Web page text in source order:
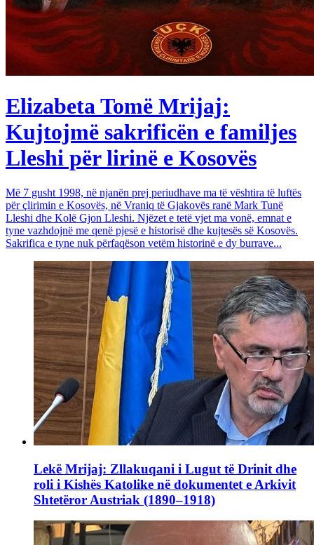
Elizabeta Tomë Mrijaj:
Kujtojmë sakrificën e familjes
Lleshi për lirinë e Kosovës
Më 7 gusht 1998, në njanën prej periudhave ma të vështira të luftës
për çlirimin e Kosovës, në Vraniq të Gjakovës ranë Mark Tunë
Lleshi dhe Kolë Gjon Lleshi. Njëzet e tetë vjet ma vonë, emnat e
tyne vazhdojnë me qenë pjesë e historisë dhe kujtesës së Kosovës.
Sakrifica e tyne nuk përfaqëson vetëm historinë e dy burrave...
Lekë Mrijaj: Zllakuqani i Lugut të Drinit dhe
roli i Kishës Katolike në dokumentet e Arkivit
Shtetëror Austriak (1890–1918)